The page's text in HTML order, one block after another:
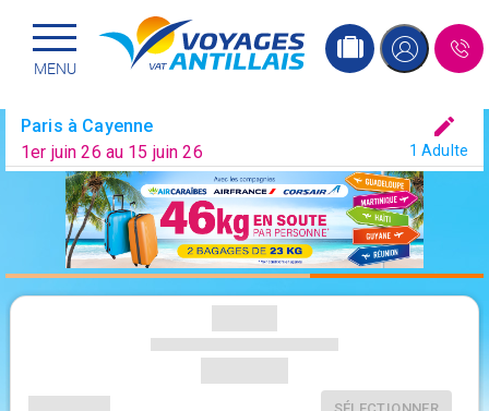
Passer
au
Menu principal
MENU